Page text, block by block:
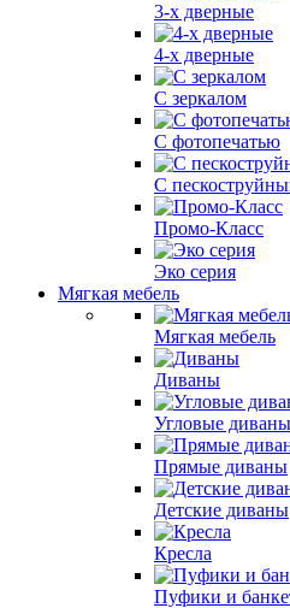
3-х дверные
4-х дверные
С зеркалом
С фотопечатью
С
Промо-Класс
Эко серия
Мягкая мебель
Мягкая мебель
Диваны
Угловые диваны
Прямые диваны
Детские диваны
Кресла
Пуфики и